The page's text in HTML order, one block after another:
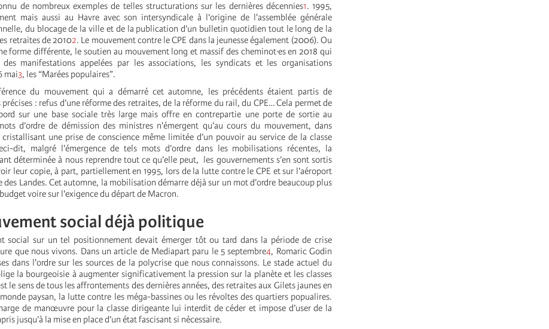
de nombreux exemples de telles structurations sur les dernières décennies1. 1995,
mais aussi au Havre avec son intersyndicale à l’origine de l'assemblée générale
du blocage de la ville et de la publication d’un bulletin quotidien tout le long de la
retraites de 20102. Le mouvement contre le CPE dans la jeunesse également (2006). Ou
forme différente, le soutien au mouvement long et massif des cheminot·es en 2018 qui
manifestations appelées par les associations, les syndicats et les organisations
mai3, les “Marées populaires”.
du mouvement qui a démarré cet automne, les précédents étaient partis de
: refus d’une réforme des retraites, de la réforme du rail, du CPE… Cela permet de
sur une base sociale très large mais offre en contrepartie une porte de sortie au
d’ordre de démission des ministres n'émergent qu’au cours du mouvement, dans
une prise de conscience même limitée d’un pouvoir au service de la classe
dit, malgré l'émergence de tels mots d’ordre dans les mobilisations récentes, la
déterminée à nous reprendre tout ce qu’elle peut, les gouvernements s’en sont sortis
leur copie, à part, partiellement en 1995, lors de la lutte contre le CPE et sur l’aéroport
des Landes. Cet automne, la mobilisation démarre déjà sur un mot d’ordre beaucoup plus
voire sur l'exigence du départ de Macron.
social déjà politique
social sur un tel positionnement devait émerger tôt ou tard dans la période de crise
que nous vivons. Dans un article de Mediapart paru le 5 septembre4, Romaric Godin
dans l'ordre sur les sources de la polycrise que nous connaissons. Le stade actuel du
la bourgeoisie à augmenter significativement la pression sur la planète et les classes
le sens de tous les affrontements des dernières années, des retraites aux Gilets jaunes en
paysan, la lutte contre les méga-bassines ou les révoltes des quartiers popualires.
de manœuvre pour la classe dirigeante lui interdit de céder et impose d’user de la
jusqu’à la mise en place d’un état fascisant si nécessaire.